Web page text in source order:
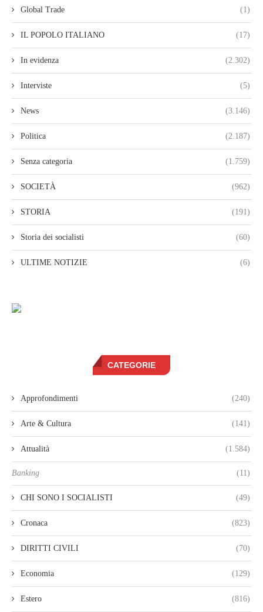
Global Trade (1)
IL POPOLO ITALIANO (17)
In evidenza (2.302)
Interviste (5)
News (3.146)
Politica (2.187)
Senza categoria (1.759)
SOCIETÀ (962)
STORIA (191)
Storia dei socialisti (60)
ULTIME NOTIZIE (6)
CATEGORIE
Approfondimenti (240)
Arte & Cultura (141)
Attualità (1.584)
Banking (11)
CHI SONO I SOCIALISTI (49)
Cronaca (823)
DIRITTI CIVILI (70)
Economia (129)
Estero (816)